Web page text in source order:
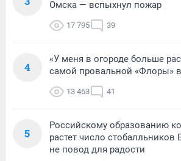
Омска — вспыхнул пожар
17 795 39
4
«У меня в огороде больше
самой провальной «Флоры»
13 463 41
5
Российскому образованию
растет число стобалльников
не повод для радости